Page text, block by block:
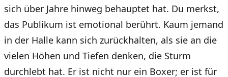
sich über Jahre hinweg behauptet hat. Du merkst,
das Publikum ist emotional berührt. Kaum jemand
in der Halle kann sich zurückhalten, als sie an die
vielen Höhen und Tiefen denken, die Sturm
durchlebt hat. Er ist nicht nur ein Boxer; er ist für